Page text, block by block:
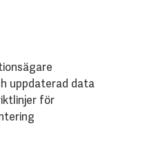
uppdaterad data
för